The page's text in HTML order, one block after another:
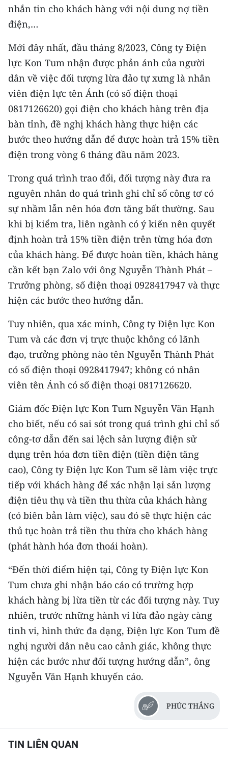
Media Pháp luật
Media Du lịch
Media Thế giới
Media Thể thao
Media Giáo dục
Media Y tế
Media Khoa học - Công nghệ
Ảnh
Infographic
TIN MỚI
TIN ĐỊA PHƯƠNG
Trung du và miền núi phía Bắc
Bắc Trung Bộ
Duyên hải Nam Trung Bộ và Tây
Nguyên
Đồng bằng sông Cửu Long
Chuyên trang Hà Nội
Chuyên trang TP. Hồ Chí Minh
CHUYÊN ĐỀ
CÁC CHUYÊN TRANG
VỀ BÁO NHÂN DÂN
THỜI NAY
NHÂN DÂN CUỐI TUẦN
NHÂN DÂN HẰNG THÁNG
MUA BÁO
ĐỌC BÁO IN
FRANÇAIS
nhắn tin cho khách hàng với nội dung nợ tiền
điện,…
Mới đây nhất, đầu tháng 8/2023, Công ty Điện
lực Kon Tum nhận được phản ánh của người
dân về việc đối tượng lừa đảo tự xưng là nhân
viên điện lực tên Ánh (có số điện thoại
0817126620) gọi điện cho khách hàng trên địa
bàn tỉnh, đề nghị khách hàng thực hiện các
bước theo hướng dẫn để được hoàn trả 15% tiền
điện trong vòng 6 tháng đầu năm 2023.
Trong quá trình trao đổi, đối tượng này đưa ra
nguyên nhân do quá trình ghi chỉ số công tơ có
sự nhầm lẫn nên hóa đơn tăng bất thường. Sau
khi bị kiểm tra, liên ngành có ý kiến nên quyết
định hoàn trả 15% tiền điện trên từng hóa đơn
của khách hàng. Để được hoàn tiền, khách hàng
cần kết bạn Zalo với ông Nguyễn Thành Phát –
Trưởng phòng, số điện thoại 0928417947 và thực
hiện các bước theo hướng dẫn.
Tuy nhiên, qua xác minh, Công ty Điện lực Kon
Tum và các đơn vị trực thuộc không có lãnh
đạo, trưởng phòng nào tên Nguyễn Thành Phát
có số điện thoại 0928417947; không có nhân
viên tên Ánh có số điện thoại 0817126620.
Giám đốc Điện lực Kon Tum Nguyễn Văn Hạnh
cho biết, nếu có sai sót trong quá trình ghi chỉ số
công-tơ dẫn đến sai lệch sản lượng điện sử
dụng trên hóa đơn tiền điện (tiền điện tăng
cao), Công ty Điện lực Kon Tum sẽ làm việc trực
tiếp với khách hàng để xác nhận lại sản lượng
điện tiêu thụ và tiền thu thừa của khách hàng
(có biên bản làm việc), sau đó sẽ thực hiện các
thủ tục hoàn trả tiền thu thừa cho khách hàng
(phát hành hóa đơn thoái hoàn).
“Đến thời điểm hiện tại, Công ty Điện lực Kon
Tum chưa ghi nhận báo cáo có trường hợp
khách hàng bị lừa tiền từ các đối tượng này. Tuy
nhiên, trước những hành vi lừa đảo ngày càng
tinh vi, hình thức đa dạng, Điện lực Kon Tum đề
nghị người dân nêu cao cảnh giác, không thực
hiện các bước như đối tượng hướng dẫn”, ông
Nguyễn Văn Hạnh khuyến cáo.
PHÚC THẮNG
TIN LIÊN QUAN